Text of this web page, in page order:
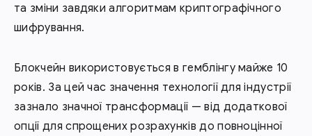
та зміни завдяки алгоритмам криптографічного
шифрування.
Блокчейн використовується в гемблінгу майже 10
років. За цей час значення технології для індустрії
зазнало значної трансформації — від додаткової
опції для спрощених розрахунків до повноцінної